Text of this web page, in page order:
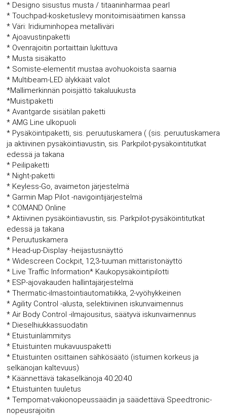
* Designo sisustus musta / titaaninharmaa pearl
* Touchpad-kosketuslevy monitoimisäätimen kanssa
* Väri: Iridiuminhopea metalliväri
* Ajoavustinpaketti
* Ovenrajoitin portaittain lukittuva
* Musta sisäkatto
* Somiste-elementit mustaa avohuokoista saarnia
* Multibeam-LED älykkäät valot
*Mallimerkinnän poisjättö takaluukusta
*Muistipaketti
* Avantgarde sisätilan paketti
* AMG Line ulkopuoli
* Pysäköintipaketti, sis. peruutuskamera ( (sis. peruutuskamera
ja aktiivinen pysäköintiavustin, sis. Parkpilot-pysäköintitutkat
edessä ja takana
* Peilipaketti
* Night-paketti
* Keyless-Go, avaimeton järjestelmä
* Garmin Map Pilot -navigointijärjestelmä
* COMAND Online
* Aktiivinen pysäköintiavustin, sis. Parkpilot-pysäköintitutkat
edessä ja takana
* Peruutuskamera
* Head-up-Display -heijastusnäyttö
* Widescreen Cockpit, 12,3-tuuman mittaristonäyttö
* Live Traffic Information* Kaukopysäköintipilotti
* ESP-ajovakauden hallintajärjestelmä
* Thermatic-ilmastointiautomatiikka, 2-vyöhykkeinen
* Agility Control -alusta, selektiivinen iskunvaimennus
* Air Body Control -ilmajousitus, säätyvä iskunvaimennus
* Dieselhiukkassuodatin
* Etuistuinlämmitys
* Etuistuinten mukavuuspaketti
* Etuistuinten osittainen sähkösäätö (istuimen korkeus ja
selkänojan kaltevuus)
* Käännettävä takaselkänoja 40:20:40
* Etuistuinten tuuletus
* Tempomat-vakionopeussäädin ja säädettävä Speedtronic-
nopeusrajoitin